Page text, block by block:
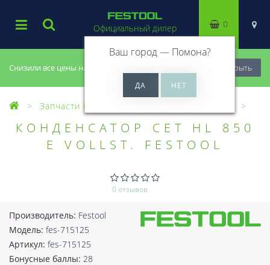
Снизили все цены на 20%, успей купить! Закрыть
Официальный дилер
Ваш город — Помона?
0
Запчасти Festool
КОНДЕНСАТОР СЕТ HL 850
E VOLLST. FESTOOL
0 отзывов
Производитель: Festool
Модель: fes-715125
Артикул: fes-715125
Бонусные баллы: 28